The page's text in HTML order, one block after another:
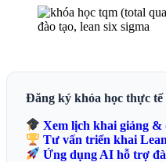
Đăng ký khóa học thực tế
Xem lịch khai giảng
Tư vấn triển khai
Ứng dụng AI hỗ trợ